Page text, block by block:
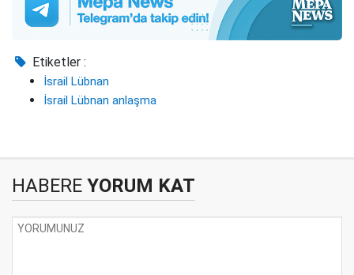
Etiketler :
İsrail Lübnan
İsrail Lübnan anlaşma
HABERE YORUM KAT